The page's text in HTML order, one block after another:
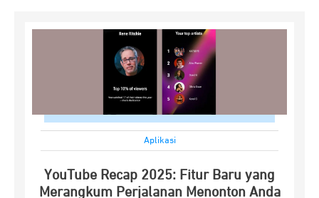
Aplikasi
YouTube Recap 2025: Fitur Baru yang
Merangkum Perjalanan Menonton Anda